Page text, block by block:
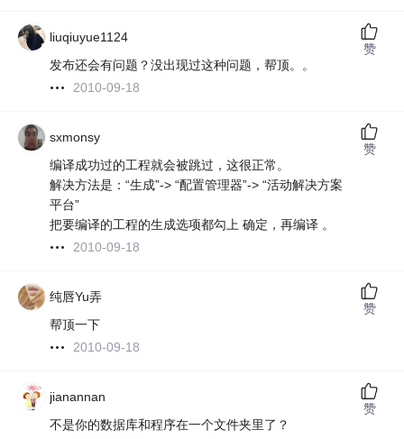
liuqiuyue1124
发布还会有问题？没出现过这种问题，帮顶。。
2010-09-18
赞
sxmonsy
编译成功过的工程就会被跳过，这很正常。
解决方法是：“生成”-> “配置管理器”-> “活动解决方案
平台”
把要编译的工程的生成选项都勾上 确定，再编译 。
2010-09-18
赞
纯唇Yu弄
帮顶一下
2010-09-18
赞
jianannan
不是你的数据库和程序在一个文件夹里了？
赞